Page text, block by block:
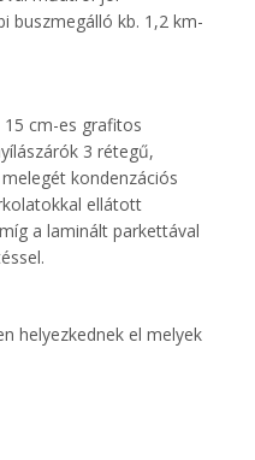
buszmegálló kb. 1,2 km-
cm-es grafitos
3 rétegű,
kondenzációs
ellátott
a laminált parkettával
helyezkednek el melyek